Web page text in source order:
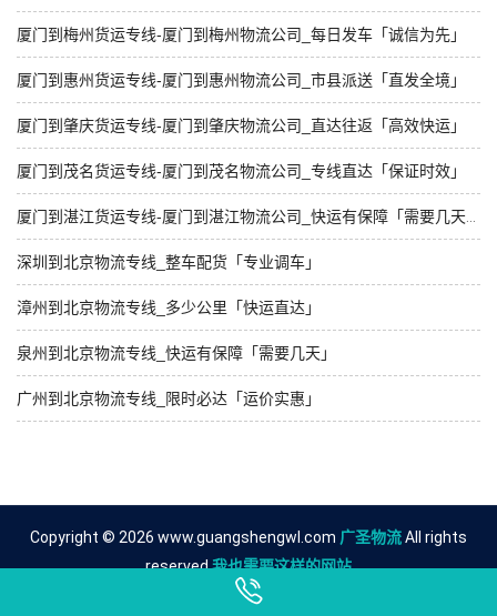
厦门到梅州货运专线-厦门到梅州物流公司_每日发车「诚信为先」
厦门到惠州货运专线-厦门到惠州物流公司_市县派送「直发全境」
厦门到肇庆货运专线-厦门到肇庆物流公司_直达往返「高效快运」
厦门到茂名货运专线-厦门到茂名物流公司_专线直达「保证时效」
厦门到湛江货运专线-厦门到湛江物流公司_快运有保障「需要几天」
深圳到北京物流专线_整车配货「专业调车」
漳州到北京物流专线_多少公里「快运直达」
泉州到北京物流专线_快运有保障「需要几天」
广州到北京物流专线_限时必达「运价实惠」
Copyright © 2026 www.guangshengwl.com 广圣物流All rights
reserved.我也需要这样的网站